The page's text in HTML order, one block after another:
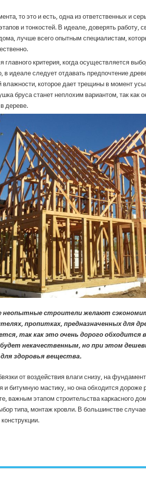
то это и есть, одна из ответственных и
и тонкостей. В идеале, доверять работу,
лучше всего опытным специалистам,
главного критерия, когда осуществляется
в идеале следует отдавать предпочтение
влажности, которое дает трещины в момент
бруса станет неплохим вариантом, так как
дереве.
неопытные строители желают
пропитках, предназначенных для
так как это очень дорого обходится
некачественным, но при этом
здоровья вещества.
от воздействия влаги снизу, на
и битумную мастику, но она обходится дороже
важным этапом строительства каркасного
типа, монтаж кровли. В большинстве